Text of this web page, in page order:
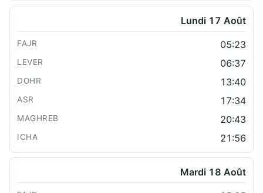
Lundi 17 Août
05:23
06:37
13:40
17:34
20:43
21:56
Mardi 18 Août